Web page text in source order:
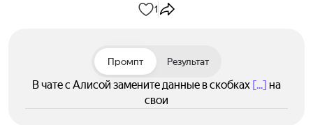
1
Промпт Результат
В чате с Алисой замените данные в скобках [...] на
свои